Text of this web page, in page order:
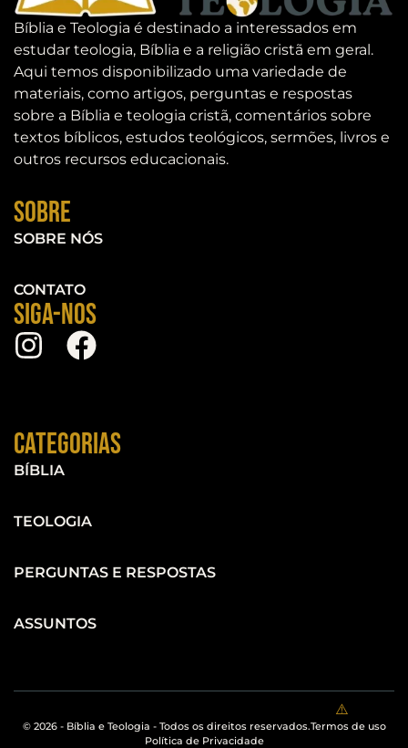
Bíblia e Teologia é destinado a interessados em
estudar teologia, Bíblia e a religião cristã em geral.
Aqui temos disponibilizado uma variedade de
materiais, como artigos, perguntas e respostas
sobre a Bíblia e teologia cristã, comentários sobre
textos bíblicos, estudos teológicos, sermões, livros e
outros recursos educacionais.
Sobre
SOBRE NÓS
CONTATO
Siga-nos
Categorias
BÍBLIA
TEOLOGIA
PERGUNTAS E RESPOSTAS
ASSUNTOS
© 2026 - Bíblia e Teologia - Todos os direitos reservados.Termos de uso
Política de Privacidade